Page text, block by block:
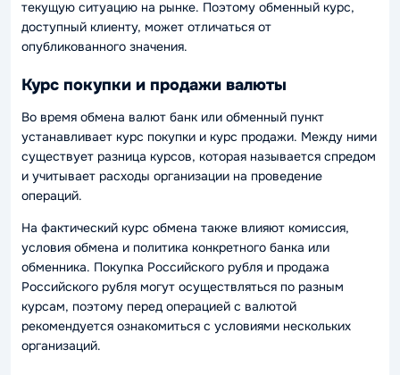
текущую ситуацию на рынке. Поэтому обменный курс,
доступный клиенту, может отличаться от
опубликованного значения.
Курс покупки и продажи валюты
Во время обмена валют банк или обменный пункт
устанавливает курс покупки и курс продажи. Между ними
существует разница курсов, которая называется спредом
и учитывает расходы организации на проведение
операций.
На фактический курс обмена также влияют комиссия,
условия обмена и политика конкретного банка или
обменника. Покупка Российского рубля и продажа
Российского рубля могут осуществляться по разным
курсам, поэтому перед операцией с валютой
рекомендуется ознакомиться с условиями нескольких
организаций.